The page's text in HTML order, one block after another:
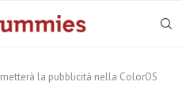
la pubblicità nella ColorOS